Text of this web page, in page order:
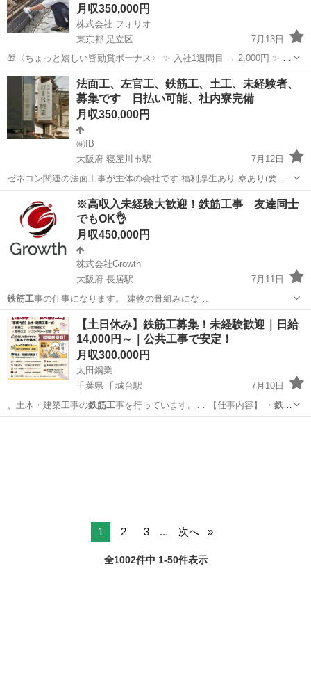
月収350,000円
株式会社 フォリオ
東京都 足立区
7月13日
🎁〈ちょっと嬉しい皆勤賞ボーナス〉 ✨ 入社1週間目 → 2,000円 ✨ 入
社2週間目 → 4,000円 ✨ 入社1ヶ月目 → 10,000円＋QUOカード3,000
円分 ▶︎ 合計19,000円GET！ ※...
東京 足立区 その他 未経験
法面工、左官工、鉄筋工、土工、未経験者、
募集です 日払い可能、社内寮完備
月収350,000円
㈱IB
大阪府 寝屋川市駅
7月12日
ゼネコン関連の法面工事が主体の会社です 福利厚生あり 寮あり(要相
談) 入社一時金あり 免許不問 日払い可能 日当13000～ 一般の方のみ募
集ですので 求人、派遣の事業所様はお断りさせて頂いてます。
寝屋川市 寝屋川市駅 その他 法面
※高収入未経験大歓迎！鉄筋工事 友達同士
でもOK👌
月収450,000円
株式会社Growth
大阪府 長居駅
7月11日
鉄筋工事の仕事になります。 建物の骨組みにな…
大阪 大阪市 長居駅 土木 職人
【土日休み】鉄筋工募集！未経験歓迎｜日給
14,000円～｜公共工事で安定！
月収300,000円
太田鋼業
千葉県 千城台駅
7月10日
、土木・建築工事の鉄筋工 事を行っています。… 【仕事内容】 ・ 鉄筋
工事 ・土木・建築工…
1 2 3 ... 次へ
全1002件中 1-50件表示